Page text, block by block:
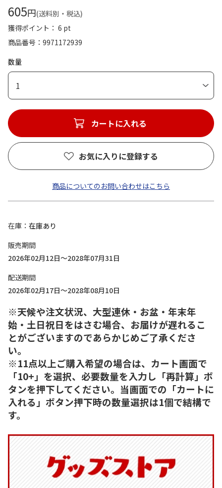
605円(送料別・税込)
獲得ポイント： 6 pt
商品番号
9971172939
数量
1
カートに入れる
お気に入りに登録する
商品についてのお問い合わせはこちら
在庫
在庫あり
販売期間
2026年02月12日～2028年07月31日
配送期間
2026年02月17日～2028年08月10日
※天候や注文状況、大型連休・お盆・年末年
始・土日祝日をはさむ場合、お届けが遅れるこ
とがございますのであらかじめご了承くださ
い。
※11点以上ご購入希望の場合は、カート画面で
「10+」を選択、必要数量を入力し「再計算」ボ
タンを押下してください。当画面での「カートに
入れる」ボタン押下時の数量選択は1個で結構で
す。